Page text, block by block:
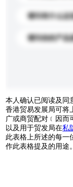
请问有什么运
请问你的产品
本人确认已阅读及同
香港贸易发展局可将
广或商贸配对﹝因而
以及用于贸发局在私
此表格上所述的每一
作此表格提及的用途。